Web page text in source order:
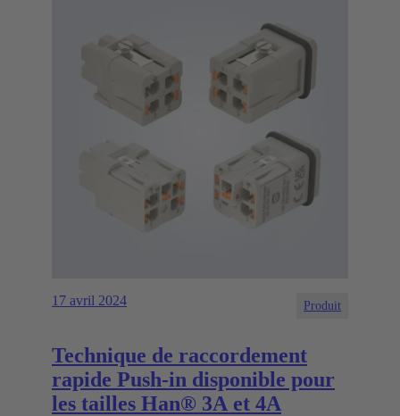
17 avril 2024 Produit
Technique de raccordement
rapide Push-in disponible pour
les tailles Han® 3A et 4A